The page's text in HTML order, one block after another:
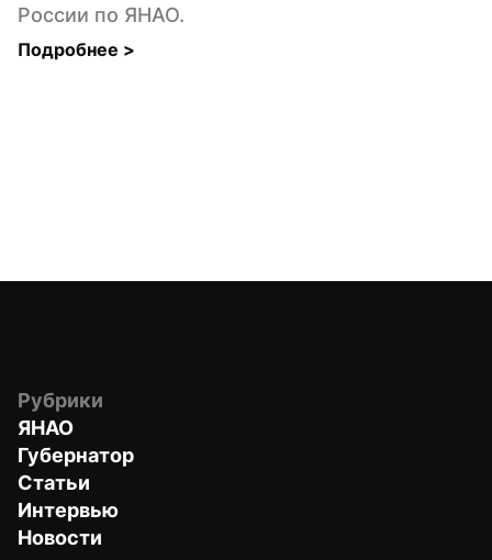
России по ЯНАО.
Подробнее >
Рубрики
ЯНАО
Губернатор
Статьи
Интервью
Новости